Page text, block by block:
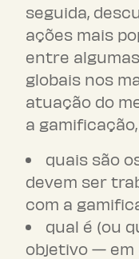
seguida,
ações mais
entre
globais nos
atuação do
a
quais são
devem ser
com a
qual é (ou
objetivo — em